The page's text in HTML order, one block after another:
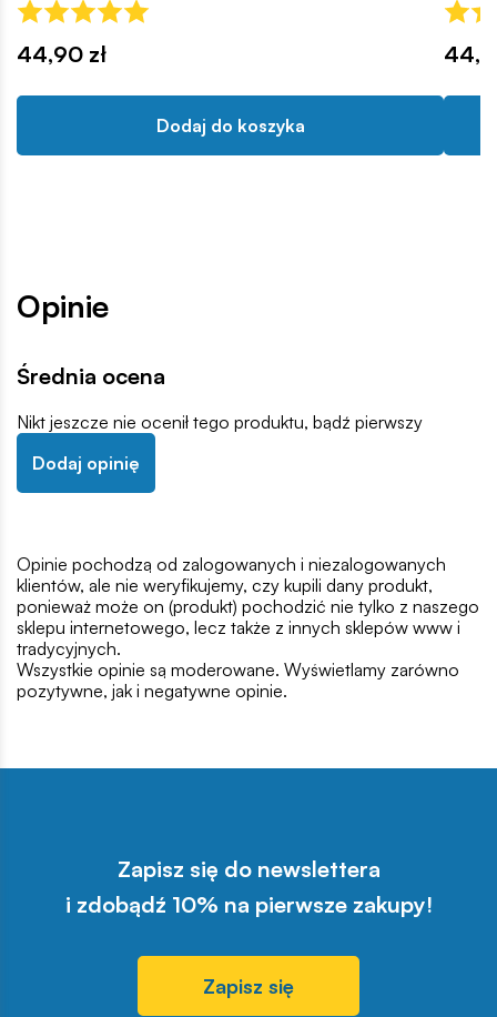
44,90 zł
Dodaj do koszyka
Opinie
Średnia ocena
Nikt jeszcze nie ocenił tego produktu, bądź pierwszy
Dodaj opinię
Opinie pochodzą od zalogowanych i niezalogowanych
klientów, ale nie weryfikujemy, czy kupili dany produkt,
ponieważ może on (produkt) pochodzić nie tylko z naszego
sklepu internetowego, lecz także z innych sklepów www i
tradycyjnych.
Wszystkie opinie są moderowane. Wyświetlamy zarówno
pozytywne, jak i negatywne opinie.
Zapisz się do newslettera
i zdobądź 10% na pierwsze zakupy!
Zapisz się